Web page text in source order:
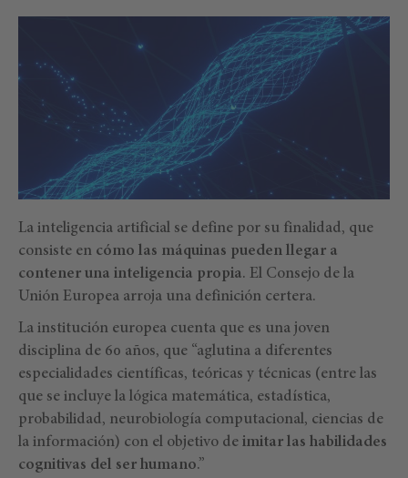
La inteligencia artificial se define por su finalidad, que
consiste en cómo las máquinas pueden llegar a
contener una inteligencia propia. El Consejo de la
Unión Europea arroja una definición certera.
La institución europea cuenta que es una joven
disciplina de 60 años, que “aglutina a diferentes
especialidades científicas, teóricas y técnicas (entre las
que se incluye la lógica matemática, estadística,
probabilidad, neurobiología computacional, ciencias de
la información) con el objetivo de imitar las habilidades
cognitivas del ser humano.”